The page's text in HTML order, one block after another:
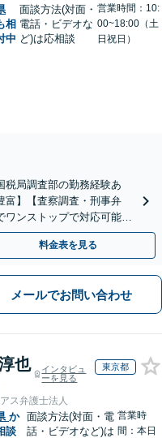
相
中
面談方法(対面・
電話・ビデオな
ど)は応相談
営業時間：10:
00~18:00（土
日祝日）
税局調査部の勤務経験あ
富】【査察調査・刑事弁
ワンストップで対応可能！
料金表を見る
メールでお問い合わせ
也
インタビュ
ーを見る
東京都
ス弁護士法人
か
談
面談方法(対面・電
話・ビデオなど)は
営業時
間：本日